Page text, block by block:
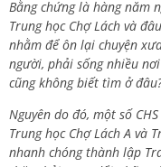
Bằng chứng là hàng năm
Trung học Chợ Lách và
nhằm để ôn lại chuyện
người, phải sống nhiều
cũng không biết tìm ở
Nguyên do đó, một số
Trung học Chợ Lách A và
nhanh chóng thành lập